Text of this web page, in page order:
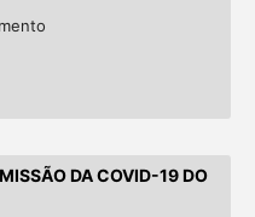
DA COVID-19 DO